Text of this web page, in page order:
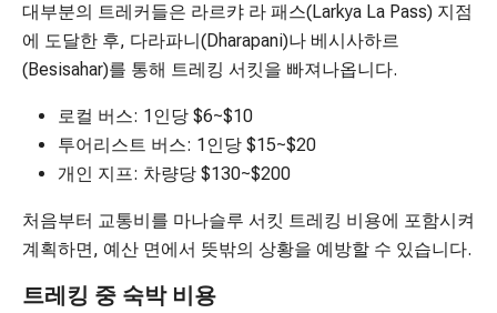
대부분의 트레커들은 라르캬 라 패스(Larkya La Pass) 지점
에 도달한 후, 다라파니(Dharapani)나 베시사하르
(Besisahar)를 통해 트레킹 서킷을 빠져나옵니다.
로컬 버스: 1인당 $6~$10
투어리스트 버스: 1인당 $15~$20
개인 지프: 차량당 $130~$200
처음부터 교통비를 마나슬루 서킷 트레킹 비용에 포함시켜
계획하면, 예산 면에서 뜻밖의 상황을 예방할 수 있습니다.
트레킹 중 숙박 비용